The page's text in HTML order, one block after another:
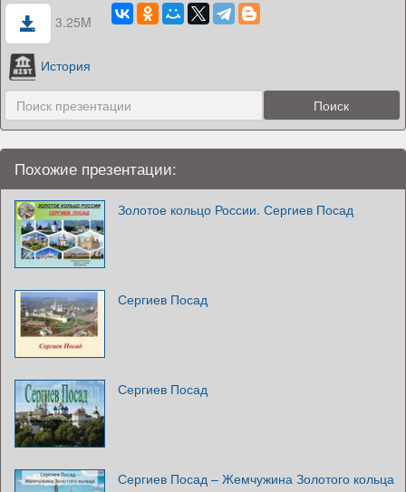
3.25M
История
Похожие презентации:
Золотое кольцо России. Сергиев Посад
Сергиев Посад
Сергиев Посад
Сергиев Посад – Жемчужина Золотого кольца